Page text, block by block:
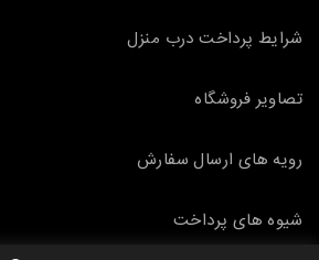
شرایط پرداخت درب منزل
تصاویر فروشگاه
رویه های ارسال سفارش
شیوه های پرداخت